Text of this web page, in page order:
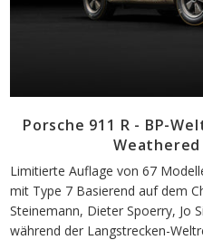
Porsche 911 R - BP-
Weathered
Limitierte Auflage von 67
mit Type 7 Basierend auf dem
Steinemann, Dieter Spoerry, Jo
während der Langstrecken-